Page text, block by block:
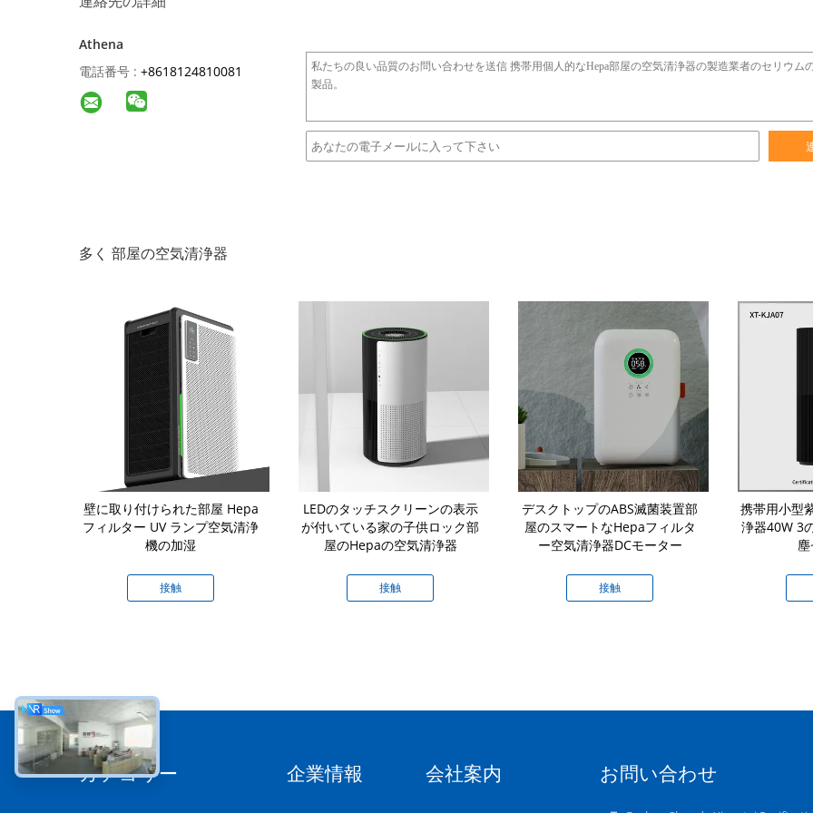
Athena
電話番号 : +8618124810081
多く 部屋の空気清浄器
壁に取り付けられた部屋 Hepa
フィルター UV ランプ空気清浄
機の加湿
接触
LEDのタッチスクリーンの表示
が付いている家の子供ロック部
屋のHepaの空気清浄器
接触
デスクトップのABS滅菌装置部
屋のスマートなHepaフィルタ
ー空気清浄器DCモーター
接触
携帯用小型
浄器40W 3
カテゴリー 企業情報 会社案内 お問い合わせ